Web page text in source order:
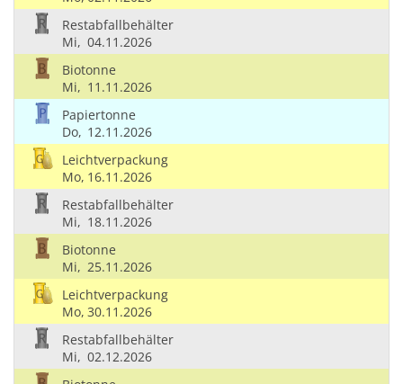
Restabfallbehälter
Mi, 04.11.2026
Biotonne
Mi, 11.11.2026
Papiertonne
Do, 12.11.2026
Leichtverpackung
Mo, 16.11.2026
Restabfallbehälter
Mi, 18.11.2026
Biotonne
Mi, 25.11.2026
Leichtverpackung
Mo, 30.11.2026
Restabfallbehälter
Mi, 02.12.2026